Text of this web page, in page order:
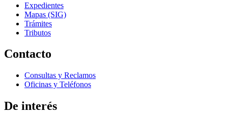
Expedientes
Mapas (SIG)
Trámites
Tributos
Contacto
Consultas y Reclamos
Oficinas y Teléfonos
De interés